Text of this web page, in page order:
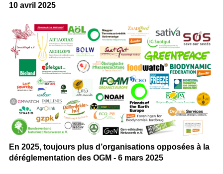
10 avril 2025
En 2025, toujours plus d’organisations opposées à la
déréglementation des OGM - 6 mars 2025